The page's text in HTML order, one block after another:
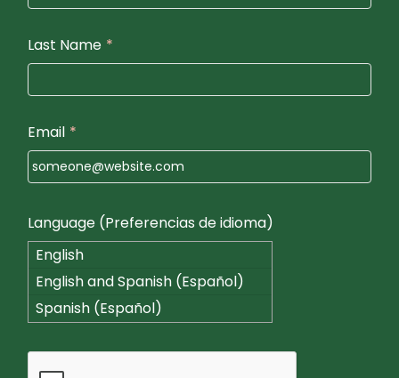
Last Name *
Email *
Language (Preferencias de idioma)
English
English and Spanish (Español)
Spanish (Español)